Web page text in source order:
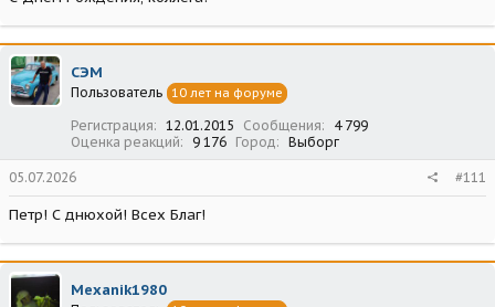
СЭМ
Пользователь 10 лет на форуме
Регистрация 12.01.2015 Сообщения
4 799
Оценка реакций
9 176 Город Выборг
05.07.2026 #111
Петр! С днюхой! Всех Благ!
Mexanik1980